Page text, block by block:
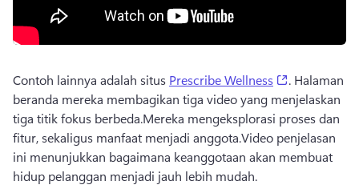
Contoh lainnya adalah situs Prescribe Wellness (opens in a
. Halaman
beranda mereka membagikan tiga video yang menjelaskan
tiga titik fokus berbeda.Mereka mengeksplorasi proses dan
fitur, sekaligus manfaat menjadi anggota.Video penjelasan
ini menunjukkan bagaimana keanggotaan akan membuat
hidup pelanggan menjadi jauh lebih mudah.